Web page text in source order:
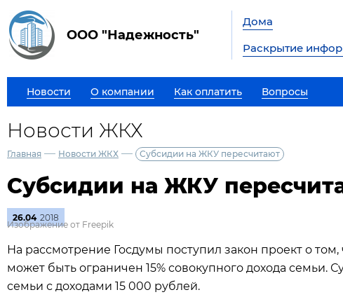
ООО "Надежность"
Дома
Раскрытие
Новости О компании Как оплатить Вопросы
Новости ЖКХ
Главная — Новости ЖКХ — Субсидии на ЖКУ пересчитают
Субсидии на ЖКУ
26.04 2018
Изображение от Freepik
На рассмотрение Госдумы поступил закон проект о
может быть ограничен 15% совокупного дохода семьи.
семьи с доходами 15 000 рублей.